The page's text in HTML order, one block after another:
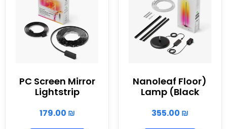
(Nanoleaf Floor
Lamp (Black
355.00 ₪
PC Screen Mirror
Lightstrip
179.00 ₪